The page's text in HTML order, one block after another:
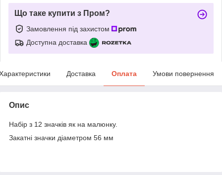
Що таке купити з Пром?
Замовлення під захистом
Доступна доставка
Доставка Оплата Умови повернення
Опис
Набір з 12 значків як на малюнку.
Закатні значки діаметром 56 мм